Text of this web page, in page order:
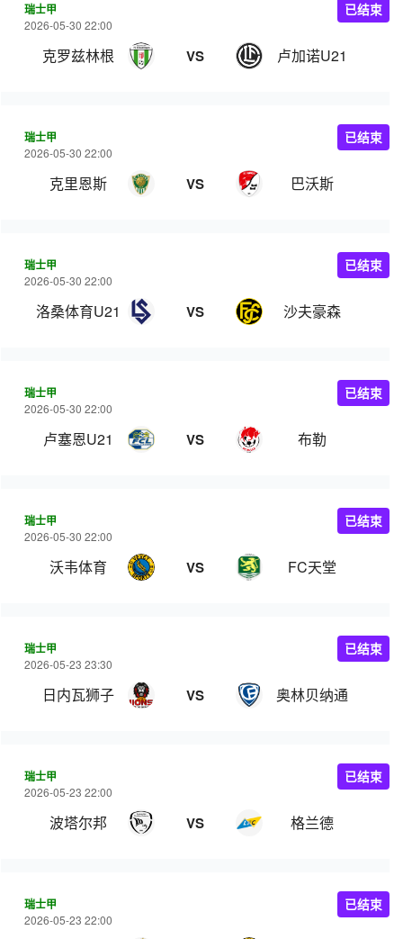
瑞士甲
2026-05-30 22:00
克罗兹林根 VS 卢加诺U21
已结束
瑞士甲
2026-05-30 22:00
克里恩斯 VS 巴沃斯
已结束
瑞士甲
2026-05-30 22:00
洛桑体育U21 VS 沙夫豪森
已结束
瑞士甲
2026-05-30 22:00
卢塞恩U21 VS 布勒
已结束
瑞士甲
2026-05-30 22:00
沃韦体育 VS FC天堂
已结束
瑞士甲
2026-05-23 23:30
日内瓦狮子 VS 奥林贝纳通
已结束
瑞士甲
2026-05-23 22:00
波塔尔邦 VS 格兰德
已结束
瑞士甲
2026-05-23 22:00
已结束